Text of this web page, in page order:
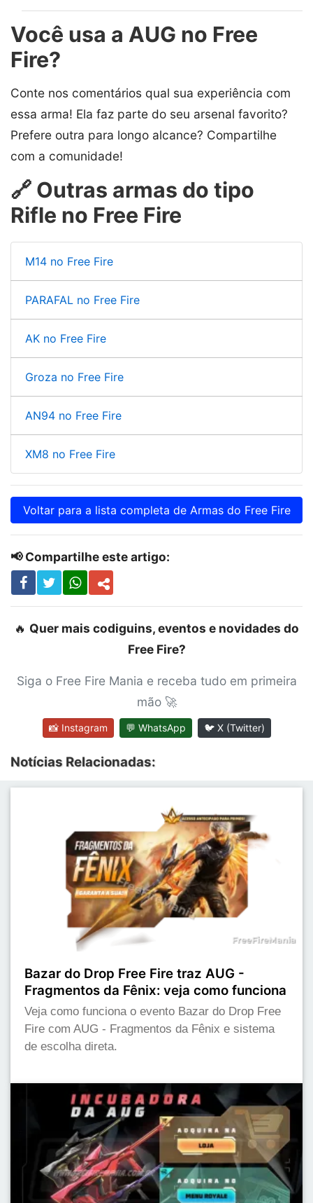
Você usa a AUG no Free
Fire?
Conte nos comentários qual sua experiência com
essa arma! Ela faz parte do seu arsenal favorito?
Prefere outra para longo alcance? Compartilhe
com a comunidade!
🔗 Outras armas do tipo
Rifle no Free Fire
M14 no Free Fire
PARAFAL no Free Fire
AK no Free Fire
Groza no Free Fire
AN94 no Free Fire
XM8 no Free Fire
Voltar para a lista completa de Armas do Free Fire
📢 Compartilhe este artigo:
🔥 Quer mais codiguins, eventos e novidades do
Free Fire?
Siga o Free Fire Mania e receba tudo em primeira
mão 🚀
📸 Instagram 💬 WhatsApp 🐦 X (Twitter)
Notícias Relacionadas:
Bazar do Drop Free Fire traz AUG -
Fragmentos da Fênix: veja como funciona
Veja como funciona o evento Bazar do Drop Free
Fire com AUG - Fragmentos da Fênix e sistema
de escolha direta.